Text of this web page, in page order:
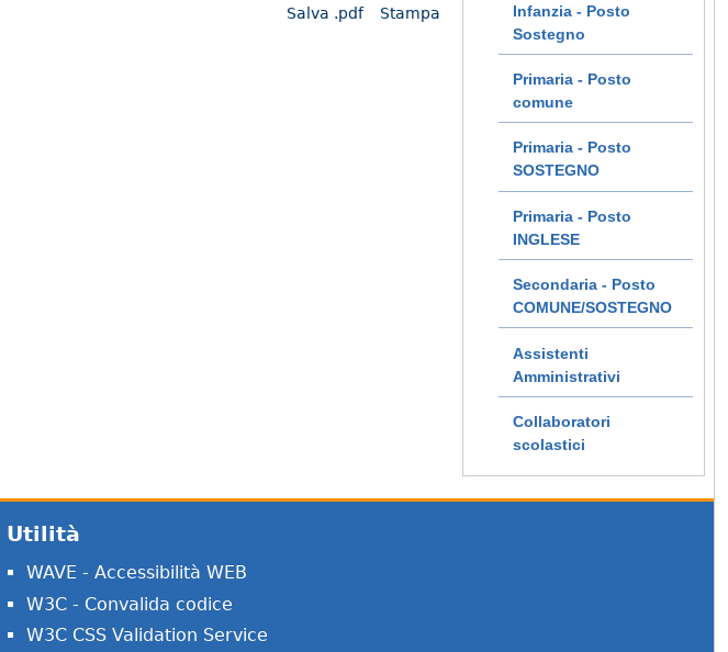
Stampa
Salva .pdf
Infanzia - Posto
Sostegno
Primaria - Posto
comune
Primaria - Posto
SOSTEGNO
Primaria - Posto
INGLESE
Secondaria - Posto
COMUNE/SOSTEGNO
Assistenti
Amministrativi
Collaboratori
scolastici
Utilità
WAVE - Accessibilità WEB
W3C - Convalida codice
W3C CSS Validation Service